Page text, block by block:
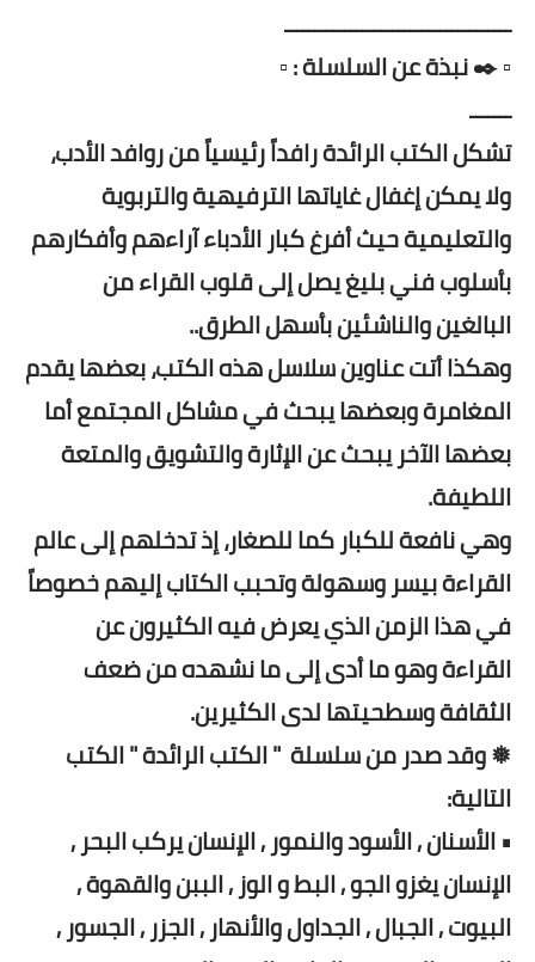
ــــــــــــــــــــــــــــــــــــــ
▫️ ✒️ نبذة عن السلسلة : ▫️
ـــــــ
تشكل الكتب الرائدة رافداً رئيسياً من روافد الأدب،
ولا يمكن إغفال غاياتها الترفيهية والتربوية
والتعليمية حيث أفرغ كبار الأدباء آراءهم وأفكارهم
بأسلوب فني بليغ يصل إلى قلوب القراء من
البالغين والناشئين بأسهل الطرق..
وهكذا أتت عناوين سلاسل هذه الكتب، بعضها يقدم
المغامرة وبعضها يبحث في مشاكل المجتمع أما
بعضها الآخر يبحث عن الإثارة والتشويق والمتعة
اللطيفة.
وهي نافعة للكبار كما للصغار، إذ تدخلهم إلى عالم
القراءة بيسر وسهولة وتحبب الكتاب إليهم خصوصاً
في هذا الزمن الذي يعرض فيه الكثيرون عن
القراءة وهو ما أدى إلى ما نشهده من ضعف
الثقافة وسطحيتها لدى الكثيرين.
❅ وقد صدر من سلسلة " الكتب الرائدة " الكتب
التالية:
• الأسنان , الأسود والنمور , الإنسان يركب البحر ,
الإنسان يغزو الجو , البط و الوز , الببن والقهوة ,
البيوت , الجبال , الجداول والأنهار , الجزر , الجسور ,